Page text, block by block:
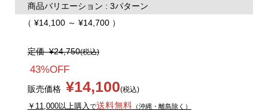
商品バリエーション : 3パターン
（ ¥14,100 ～ ¥14,700 ）
定価¥24,750(税込)
43%OFF
販売価格 ¥14,100(税込)
￥11,000以上購入 で送料無料（沖縄・離島除く）